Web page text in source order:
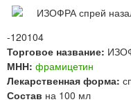
-120104
Торговое название:
МНН: фрамицетин
Лекарственная форма:
Состав на 100 мл